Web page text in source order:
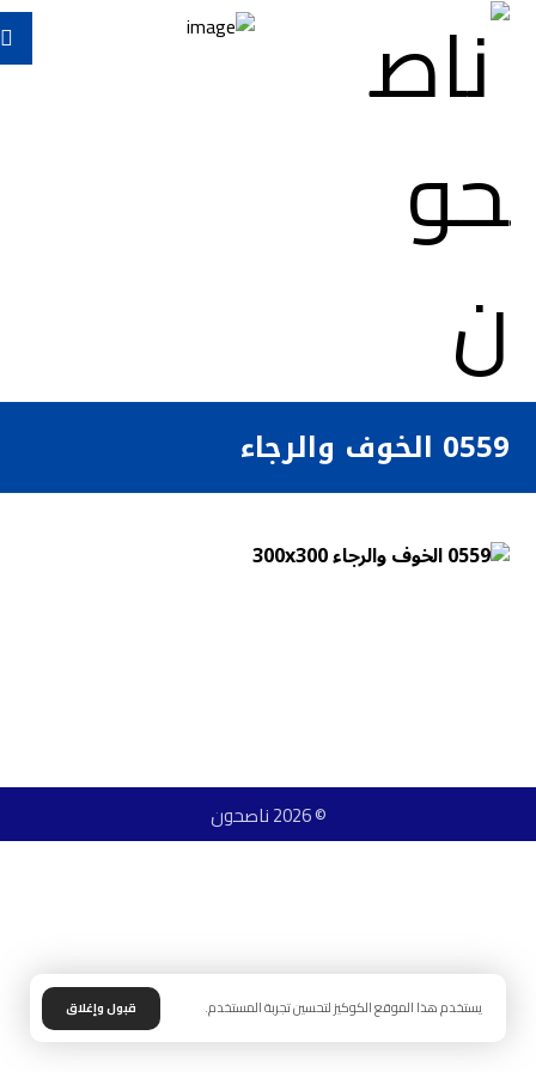
0559 الخوف والرجاء
© 2026 ناصحون
يستخدم هذا الموقع الكوكيز لتحسين تجربة المستخدم. قبول وإغلاق